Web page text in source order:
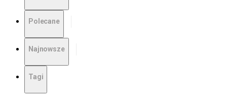
Polecane
Najnowsze
Tagi